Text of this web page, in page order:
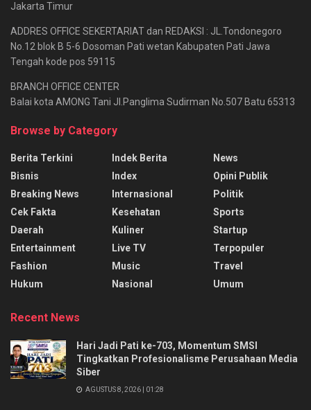
Jakarta Timur
ADDRES OFFICE SEKERTARIAT dan REDAKSI : JL.Tondonegoro
No.12 blok B 5-6 Dosoman Pati wetan Kabupaten Pati Jawa
Tengah kode pos 59115
BRANCH OFFICE CENTER
Balai kota AMONG Tani Jl.Panglima Sudirman No.507 Batu 65313
Browse by Category
Berita Terkini
Bisnis
Breaking News
Cek Fakta
Daerah
Entertainment
Fashion
Hukum
Indek Berita
Index
Internasional
Kesehatan
Kuliner
Live TV
Music
Nasional
News
Opini Publik
Politik
Sports
Startup
Terpopuler
Travel
Umum
Recent News
Hari Jadi Pati ke-703, Momentum SMSI
Tingkatkan Profesionalisme Perusahaan Media
Siber
AGUSTUS 8, 2026 | 01:28